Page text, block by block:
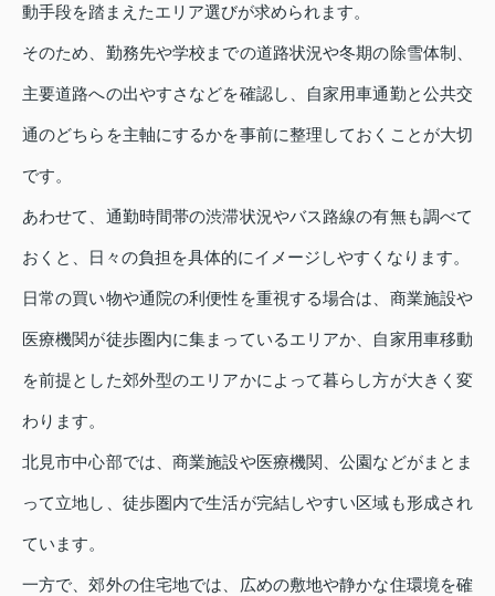
動手段を踏まえたエリア選びが求められます。
そのため、勤務先や学校までの道路状況や冬期の除雪体制、
主要道路への出やすさなどを確認し、自家用車通勤と公共交
通のどちらを主軸にするかを事前に整理しておくことが大切
です。
あわせて、通勤時間帯の渋滞状況やバス路線の有無も調べて
おくと、日々の負担を具体的にイメージしやすくなります。
日常の買い物や通院の利便性を重視する場合は、商業施設や
医療機関が徒歩圏内に集まっているエリアか、自家用車移動
を前提とした郊外型のエリアかによって暮らし方が大きく変
わります。
北見市中心部では、商業施設や医療機関、公園などがまとま
って立地し、徒歩圏内で生活が完結しやすい区域も形成され
ています。
一方で、郊外の住宅地では、広めの敷地や静かな住環境を確